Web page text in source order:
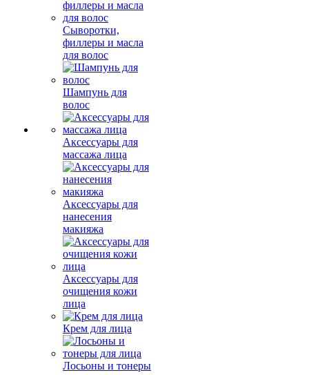
Сыворотки,
филлеры и масла
для волос
Шампунь для
волос
Аксессуары для
массажа лица
Аксессуары для
нанесения
макияжа
Аксессуары для
очищения кожи
лица
Крем для лица
Лосьоны и тонеры